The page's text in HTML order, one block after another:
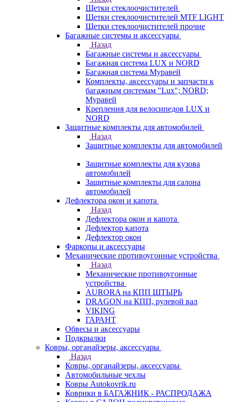
Щетки стеклоочистителей
Щетки стеклоочистителей MTF LIGHT
Щетки стеклоочистителей прочие
Багажные системы и аксессуары
Назад
Багажные системы и аксессуары
Багажная система LUX и NORD
Багажная система Муравей
Комплекты, аксессуары и запчасти к
багажным системам "Lux"; NORD;
Муравей
Крепления для велосипедов LUX и
NORD
Защитные комплекты для автомобилей
Назад
Защитные комплекты для автомобилей
Защитные комплекты для кузова
автомобилей
Защитные комплекты для салона
автомобилей
Дефлектора окон и капота
Назад
Дефлектора окон и капота
Дефлектор капота
Дефлектор окон
Фаркопы и аксессуары
Механические противоугонные устройства
Назад
Механические противоугонные
устройства
AURORA на КПП ШТЫРЬ
DRAGON на КПП, рулевой вал
VIKING
ГАРАНТ
Обвесы и аксессуары
Подкрылки
Ковры, органайзеры, аксессуары
Назад
Ковры, органайзеры, аксессуары
Автомобильные чехлы
Ковры Autokovrik.ru
Коврики в БАГАЖНИК - РАСПРОДАЖА